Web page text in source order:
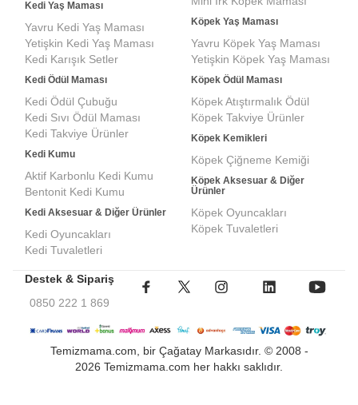
Kedi Yaş Maması
Yavru Kedi Yaş Maması
Yetişkin Kedi Yaş Maması
Kedi Karışık Setler
Kedi Ödül Maması
Kedi Ödül Çubuğu
Kedi Sıvı Ödül Maması
Kedi Takviye Ürünler
Kedi Kumu
Aktif Karbonlu Kedi Kumu
Bentonit Kedi Kumu
Kedi Aksesuar & Diğer Ürünler
Kedi Oyuncakları
Kedi Tuvaletleri
Köpek Yaş Maması
Yavru Köpek Yaş Maması
Yetişkin Köpek Yaş Maması
Köpek Ödül Maması
Köpek Atıştırmalık Ödül
Köpek Takviye Ürünler
Köpek Kemikleri
Köpek Çiğneme Kemiği
Köpek Aksesuar & Diğer
Ürünler
Köpek Oyuncakları
Köpek Tuvaletleri
Destek & Sipariş
0850 222 1 869
Temizmama.com, bir Çağatay Markasıdır. © 2008 -
2026 Temizmama.com her hakkı saklıdır.